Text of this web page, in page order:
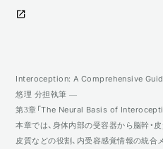
Interoception: A Comprehensive
悠理 分担執筆 ―
第3章「The Neural Basis of
本章では、身体内部の受容器から脳幹・
皮質などの役割、内受容感覚情報の統